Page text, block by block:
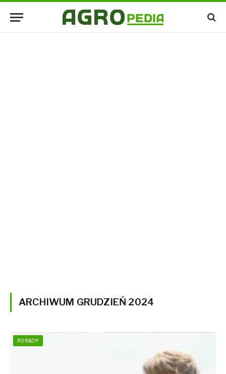
ARCHIWUM GRUDZIEŃ 2024
PORADY